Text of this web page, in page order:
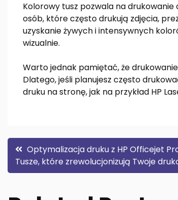
Kolorowy tusz pozwala na
osób, które często drukują zdjęcia,
uzyskanie żywych i intensywnych
wizualnie.
Warto jednak pamiętać, że
Dlatego, jeśli planujesz często
druku na stronę, jak na przykład HP
Nawigacja
wpisu
Optymalizacja druku z HP Officejet
Tusze, które zrewolucjonizują Twoje